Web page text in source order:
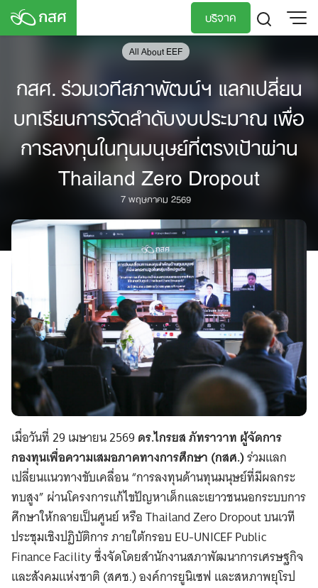
Skip
บริจาค
All About EEF
กสศ. ร่วมเวทีสภาพัฒน์ฯ แลกเปลี่ยน
บทเรียนการจัดลำดับงบประมาณ เพื่อ
การลงทุนในทุนมนุษย์ที่ตรงเป้าผ่าน
Thailand Zero Dropout
7 พฤษภาคม 2569
เมื่อวันที่ 29 เมษายน 2569ดร.ไกรยส ภัทราวาท ผู้จัดการ
กองทุนเพื่อความเสมอภาคทางการศึกษา (กสศ.)ร่วมแลก
เปลี่ยนแนวทางขับเคลื่อน “การลงทุนด้านทุนมนุษย์ที่มีผลกระ
ทบสูง” ผ่านโครงการแก้ไขปัญหาเด็กและเยาวชนนอกระบบการ
ศึกษาให้กลายเป็นศูนย์ หรือ Thailand Zero Dropout บนเวที
ประชุมเชิงปฏิบัติการ ภายใต้กรอบ EU-UNICEF Public
Finance Facility ซึ่งจัดโดยสำนักงานสภาพัฒนาการเศรษฐกิจ
และสังคมแห่งชาติ (สศช.) องค์การยูนิเซฟ และสหภาพยุโรป